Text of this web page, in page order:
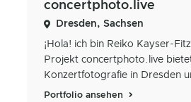
concertphoto.live
Dresden, Sachsen
¡Hola! ich bin Reiko Kayser-
Projekt concertphoto.live
Konzertfotografie in Dresden
Portfolio ansehen